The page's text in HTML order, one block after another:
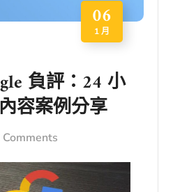
06
1 月
負評：24 小
容案例分享
Comments